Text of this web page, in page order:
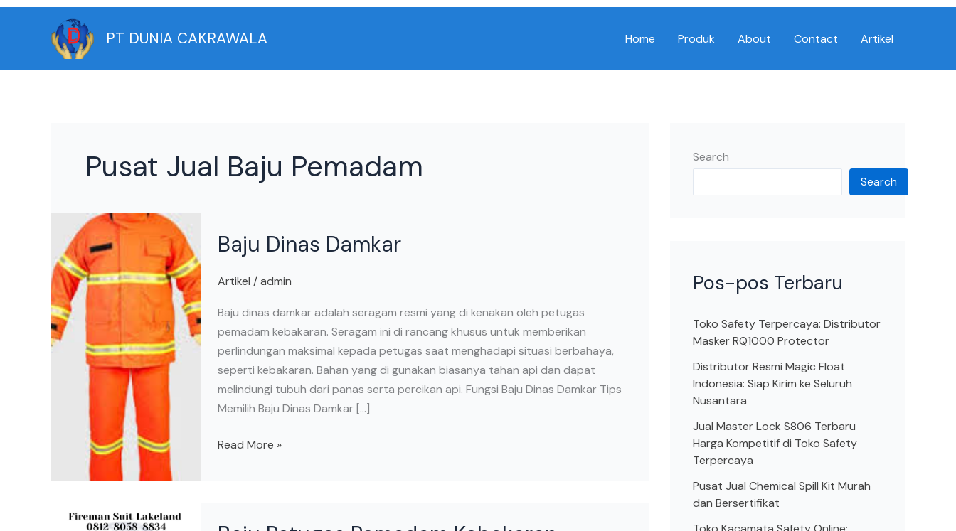
Skip
PT DUNIA CAKRAWALA Home Produk About Contact Artikel
Pusat Jual Baju Pemadam
Baju Dinas Damkar
Artikel /admin
Baju dinas damkar adalah seragam resmi yang di kenakan oleh petugas
pemadam kebakaran. Seragam ini di rancang khusus untuk memberikan
perlindungan maksimal kepada petugas saat menghadapi situasi berbahaya,
seperti kebakaran. Bahan yang di gunakan biasanya tahan api dan dapat
melindungi tubuh dari panas serta percikan api. Fungsi Baju Dinas Damkar Tips
Memilih Baju Dinas Damkar […]
Dinas
Damkar
Read More »
Search
Search
Pos-pos Terbaru
Toko Safety Terpercaya: Distributor
Masker RQ1000 Protector
Distributor Resmi Magic Float
Indonesia: Siap Kirim ke Seluruh
Nusantara
Jual Master Lock S806 Terbaru
Harga Kompetitif di Toko Safety
Terpercaya
Pusat Jual Chemical Spill Kit Murah
dan Bersertifikat